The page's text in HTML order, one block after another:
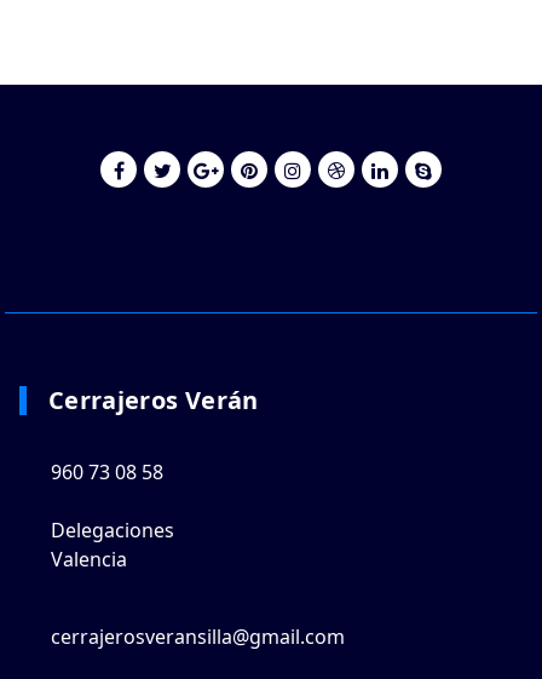
Cerrajeros Verán
960 73 08 58
Delegaciones
Valencia
cerrajerosveransilla@gmail.com